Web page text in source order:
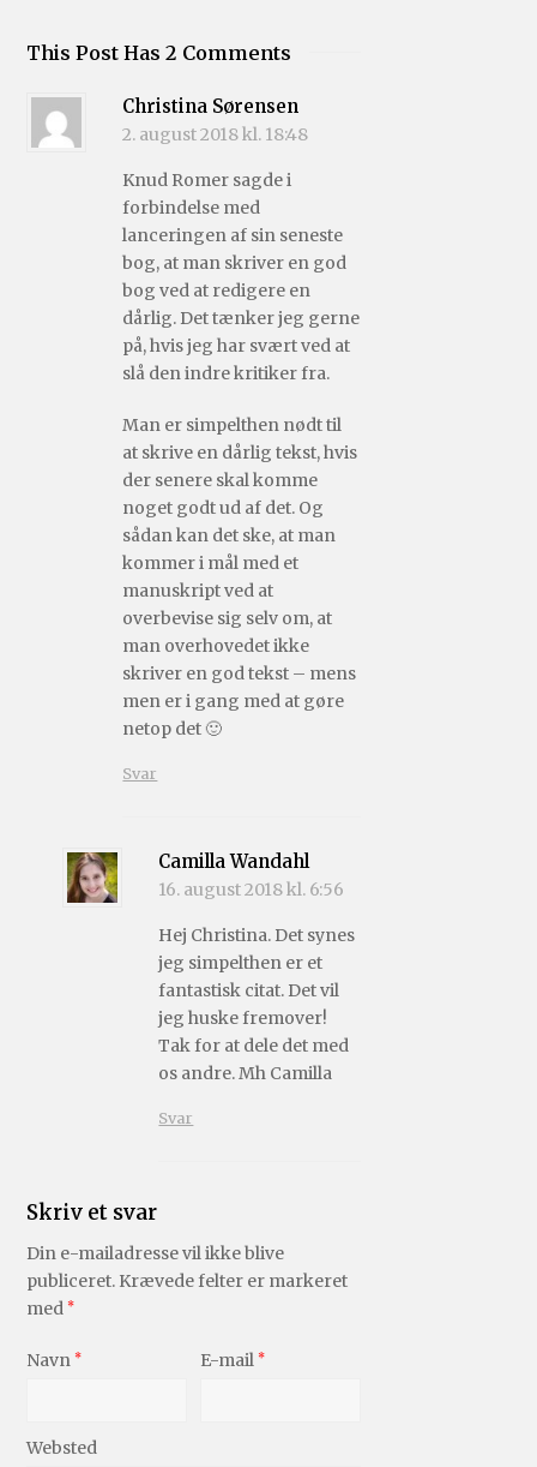
This Post Has 2 Comments
Christina Sørensen
2. august 2018 kl. 18:48
Knud Romer sagde i
forbindelse med
lanceringen af sin seneste
bog, at man skriver en god
bog ved at redigere en
dårlig. Det tænker jeg gerne
på, hvis jeg har svært ved at
slå den indre kritiker fra.
Man er simpelthen nødt til
at skrive en dårlig tekst, hvis
der senere skal komme
noget godt ud af det. Og
sådan kan det ske, at man
kommer i mål med et
manuskript ved at
overbevise sig selv om, at
man overhovedet ikke
skriver en god tekst – mens
men er i gang med at gøre
netop det 🙂
Svar
Camilla Wandahl
16. august 2018 kl. 6:56
Hej Christina. Det synes
jeg simpelthen er et
fantastisk citat. Det vil
jeg huske fremover!
Tak for at dele det med
os andre. Mh Camilla
Svar
Skriv et svar
Din e-mailadresse vil ikke blive
publiceret. Krævede felter er markeret
med *
Navn * E-mail *
Websted